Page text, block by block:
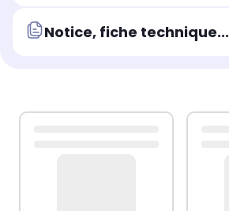
Notice, fiche technique...